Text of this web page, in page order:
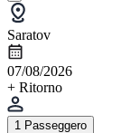
Saratov
07/08/2026
+ Ritorno
1 Passeggero